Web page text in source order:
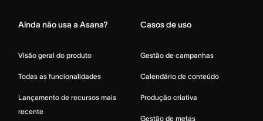
Ainda não usa a Asana?
Visão geral do produto
Todas as funcionalidades
Lançamento de recursos mais
recente
Casos de uso
Gestão de campanhas
Calendário de conteúdo
Produção criativa
Gestão de metas